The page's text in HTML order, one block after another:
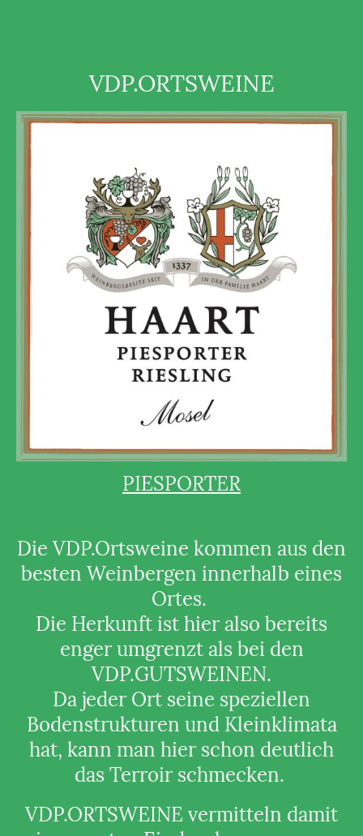
VDP.ORTSWEINE
PIESPORTER
Die VDP.Ortsweine kommen aus den
besten Weinbergen innerhalb eines
Ortes.
Die Herkunft ist hier also bereits
enger umgrenzt als bei den
VDP.GUTSWEINEN.
Da jeder Ort seine speziellen
Bodenstrukturen und Kleinklimata
hat, kann man hier schon deutlich
das Terroir schmecken.
VDP.ORTSWEINE vermitteln damit